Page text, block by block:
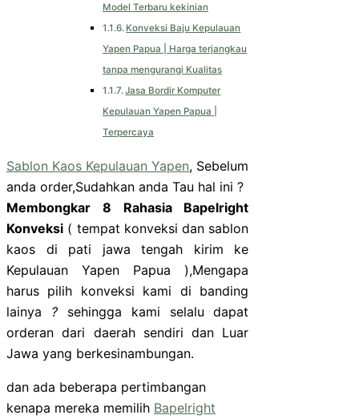
Model Terbaru kekinian
Konveksi Baju Kepulauan
Yapen Papua | Harga terjangkau
tanpa mengurangi Kualitas
Jasa Bordir Komputer
Kepulauan Yapen Papua |
Terpercaya
Sablon Kaos Kepulauan Yapen, Sebelum
anda order,Sudahkan anda Tau hal ini ?
Membongkar 8 Rahasia Bapelright
Konveksi ( tempat konveksi dan sablon
kaos di pati jawa tengah kirim ke
Kepulauan Yapen Papua ),Mengapa
harus pilih konveksi kami di banding
lainya ?sehingga kami selalu dapat
orderan dari daerah sendiri dan Luar
Jawa yang berkesinambungan.
dan ada beberapa pertimbangan
kenapa mereka memilih Bapelright